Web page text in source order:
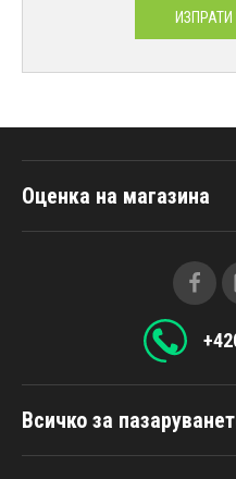
Всичко за
Оценка на магазина